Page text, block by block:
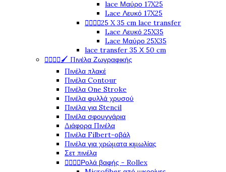
lace Μαύρο 17X25
Lace Λευκό 17X25
25 X 35 cm lace transfer
Lace Λευκό 25X35
Lace Μαύρο 25X35
lace transfer 35 Χ 50 cm
🖌️ Πινέλα Ζωγραφικής
Πινέλα πλακέ
Πινέλα Contour
Πινέλα One Stroke
Πινέλα φυλλά χρυσού
Πινέλα για Stencil
Πινέλα σφουγγάρια
Διάφορα Πινέλα
Πινέλα Filbert-οβάλ
Πινέλα για χρώματα κιμωλίας
Σετ πινέλα
Ρολά βαφής - Rollex